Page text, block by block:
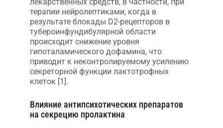
терапии нейролептиками, когда в
результате блокады D2-рецепторов в
тубероинфундибулярной области
происходит снижение уровня
гипоталамического дофамина, что
приводит к неконтролируемому усилению
секреторной функции лактотрофных
клеток [1].
Влияние антипсихотических препаратов
на секрецию пролактина